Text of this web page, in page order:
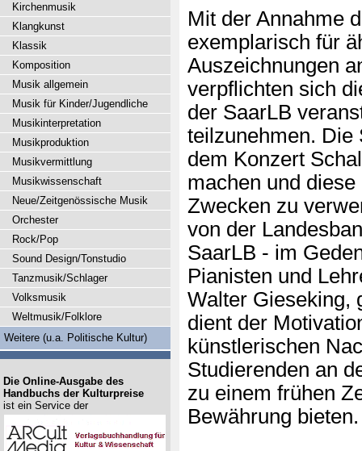
Mit der Annahme
exemplarisch für
Auszeichnungen
verpflichten sich
der SaarLB
teilzunehmen. Die
dem Konzert
machen und
Zwecken zu
von der
SaarLB - im
Pianisten und
Walter Gieseking,
dient der
künstlerischen
Studierenden an
zu einem frühen
Bewährung bieten.
Kirchenmusik
Klangkunst
Klassik
Komposition
Musik allgemein
Musik für Kinder/Jugendliche
Musikinterpretation
Musikproduktion
Musikvermittlung
Musikwissenschaft
Neue/Zeitgenössische Musik
Orchester
Rock/Pop
Sound Design/Tonstudio
Tanzmusik/Schlager
Volksmusik
Weltmusik/Folklore
Weitere (u.a. Politische Kultur)
Die Online-Ausgabe des
Handbuchs der Kulturpreise
ist ein Service der